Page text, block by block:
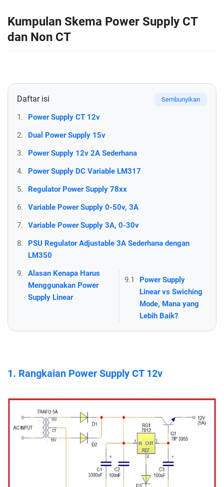
Kumpulan Skema Power Supply CT
dan Non CT
Daftar isi
1.
Power Supply CT 12v
2.
Dual Power Supply 15v
3.
Power Supply 12v 2A Sederhana
4.
Power Supply DC Variable LM317
5.
Regulator Power Supply 78xx
6.
Variable Power Supply 0-50v, 3A
7.
Variable Power Supply 3A, 0-30v
8.
PSU Regulator Adjustable 3A Sederhana dengan
LM350
9.
Alasan Kenapa Harus
Menggunakan Power
Supply Linear
9.1
Power Supply
Linear vs Swiching
Mode, Mana yang
Lebih Baik?
1. Rangkaian Power Supply CT 12v